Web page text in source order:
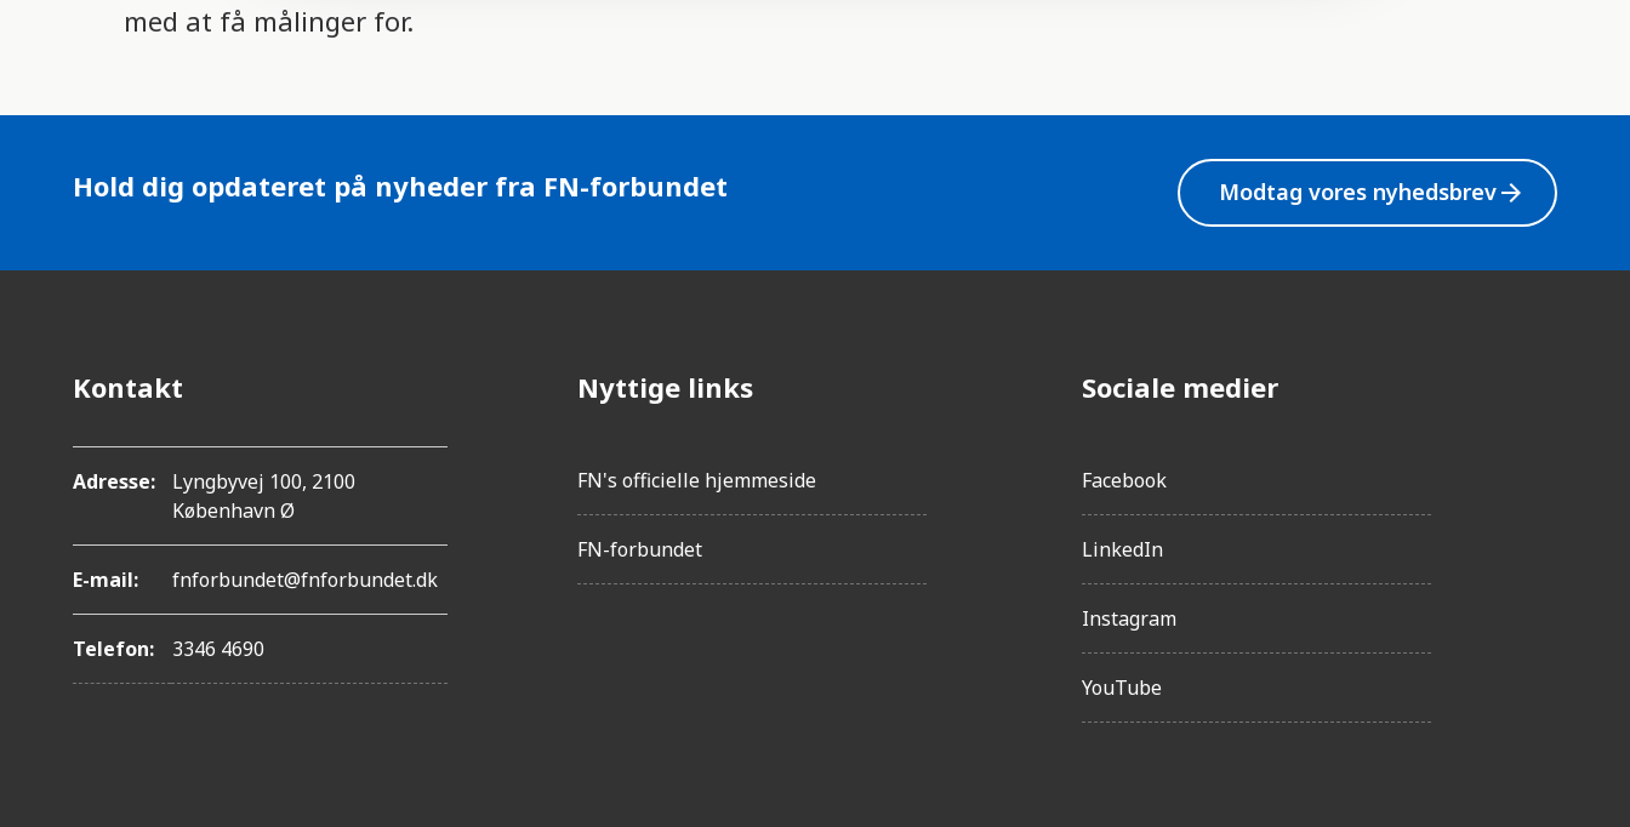
t
med at få målinger for.
Hold dig opdateret på nyheder fra FN-forbundet Modtag vores nyhedsbrevarrow_forward
Kontakt
Adresse:
Lyngbyvej 100, 2100
København Ø
E-mail: fnforbundet@fnforbundet.dk
Telefon: 3346 4690
Nyttige links
FN's officielle hjemmeside
FN-forbundet
Sociale medier
Facebook
LinkedIn
Instagram
YouTube